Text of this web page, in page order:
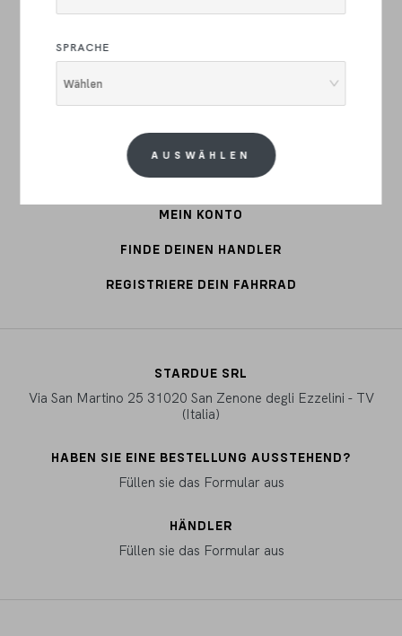
SPRACHE
Wählen
AUSWÄHLEN
GARANTIE
MEIN KONTO
FINDE DEINEN HANDLER
REGISTRIERE DEIN FAHRRAD
STARDUE SRL
Via San Martino 25 31020 San Zenone degli Ezzelini - TV
(Italia)
HABEN SIE EINE BESTELLUNG AUSSTEHEND?
Füllen sie das Formular aus
HÄNDLER
Füllen sie das Formular aus